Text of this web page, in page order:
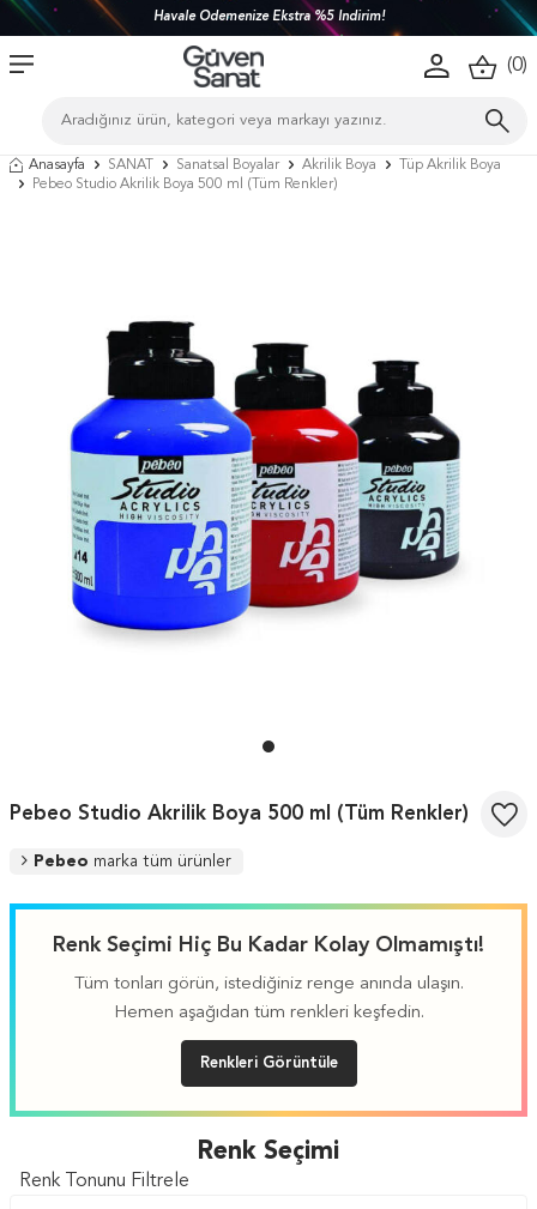
Havale Ödemenize Ekstra %5 İndirim!
(0)
Anasayfa SANAT Sanatsal Boyalar Akrilik Boya
Tüp Akrilik Boya
Pebeo Studio Akrilik Boya 500 ml (Tüm Renkler)
Pebeo Studio Akrilik Boya 500 ml (Tüm Renkler)
Pebeo marka tüm ürünler
Renk Seçimi Hiç Bu Kadar Kolay Olmamıştı!
Tüm tonları görün, istediğiniz renge anında ulaşın.
Hemen aşağıdan tüm renkleri keşfedin.
Renkleri Görüntüle
Renk Seçimi
Renk Tonunu Filtrele